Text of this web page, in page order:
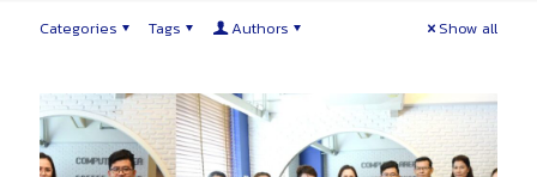
Categories Tags Authors Show all